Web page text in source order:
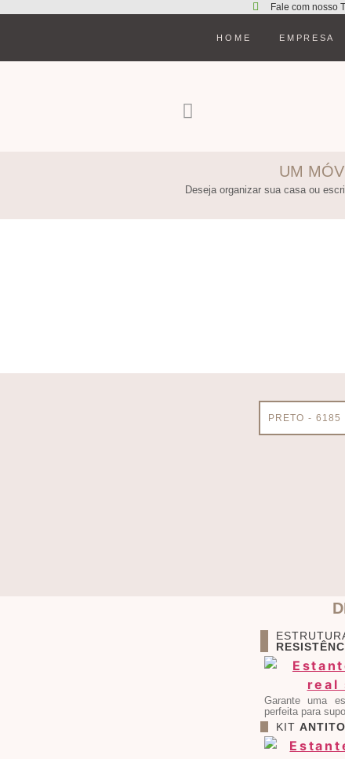
Fale com nosso
HOME EMPRESA
UM
Deseja organizar sua casa ou
PRETO - 6185
Garante uma
perfeita para
KIT